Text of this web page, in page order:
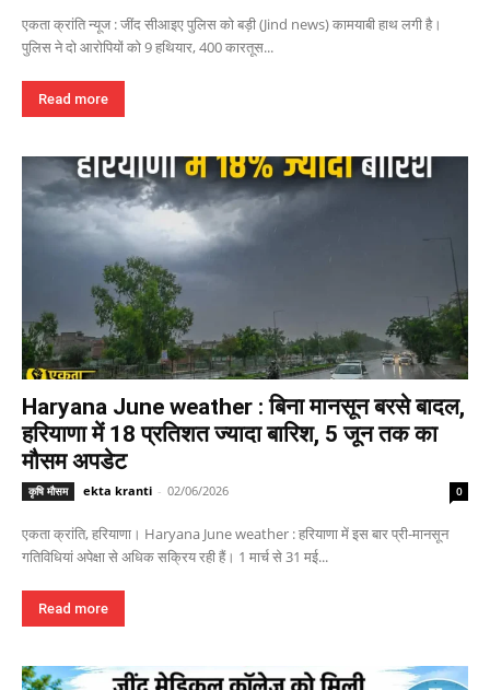
एकता क्रांति न्यूज : जींद सीआइए पुलिस को बड़ी (Jind news) कामयाबी हाथ लगी है।
पुलिस ने दो आरोपियों को 9 हथियार, 400 कारतूस...
Read more
Haryana June weather : बिना मानसून बरसे बादल,
हरियाणा में 18 प्रतिशत ज्यादा बारिश, 5 जून तक का
मौसम अपडेट
कृषि मौसम ekta kranti - 02/06/2026 0
एकता क्रांति, हरियाणा। Haryana June weather : हरियाणा में इस बार प्री-मानसून
गतिविधियां अपेक्षा से अधिक सक्रिय रही हैं। 1 मार्च से 31 मई...
Read more